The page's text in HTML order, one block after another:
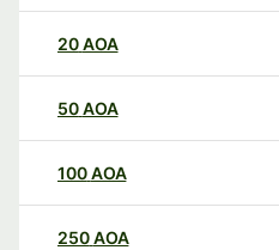
20AOA
50AOA
100AOA
250AOA